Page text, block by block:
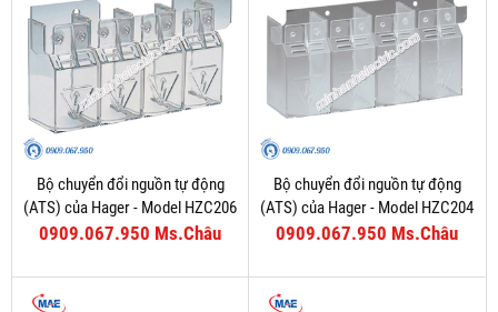
Bộ chuyển đổi nguồn tự động
(ATS) của Hager - Model HZC206
0909.067.950 Ms.Châu
Bộ chuyển đổi nguồn tự động
(ATS) của Hager - Model HZC204
0909.067.950 Ms.Châu